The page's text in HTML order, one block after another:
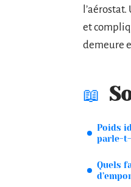
et
demeure
Poids
parle-t-
Quels